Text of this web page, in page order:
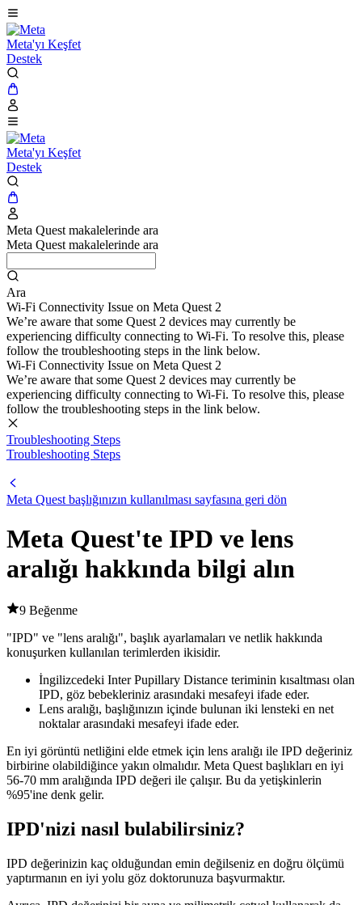
Meta'yı Keşfet
Destek
Meta'yı Keşfet
Destek
Meta Quest makalelerinde ara
Meta Quest makalelerinde ara
Ara
Wi-Fi Connectivity Issue on Meta Quest 2
We’re aware that some Quest 2 devices may currently be
experiencing difficulty connecting to Wi-Fi. To resolve this, please
follow the troubleshooting steps in the link below.
Wi-Fi Connectivity Issue on Meta Quest 2
We’re aware that some Quest 2 devices may currently be
experiencing difficulty connecting to Wi-Fi. To resolve this, please
follow the troubleshooting steps in the link below.
Troubleshooting Steps
Troubleshooting Steps
Meta Quest başlığınızın kullanılması sayfasına geri dön
Meta Quest'te IPD ve lens
aralığı hakkında bilgi alın
9 Beğenme
"IPD" ve "lens aralığı", başlık ayarlamaları ve netlik hakkında
konuşurken kullanılan terimlerden ikisidir.
İngilizcedeki Inter Pupillary Distance teriminin kısaltması olan
IPD, göz bebekleriniz arasındaki mesafeyi ifade eder.
Lens aralığı, başlığınızın içinde bulunan iki lensteki en net
noktalar arasındaki mesafeyi ifade eder.
En iyi görüntü netliğini elde etmek için lens aralığı ile IPD değeriniz
birbirine olabildiğince yakın olmalıdır. Meta Quest başlıkları en iyi
56-70 mm aralığında IPD değeri ile çalışır. Bu da yetişkinlerin
%95'ine denk gelir.
IPD'nizi nasıl bulabilirsiniz?
IPD değerinizin kaç olduğundan emin değilseniz en doğru ölçümü
yaptırmanın en iyi yolu göz doktorunuza başvurmaktır.